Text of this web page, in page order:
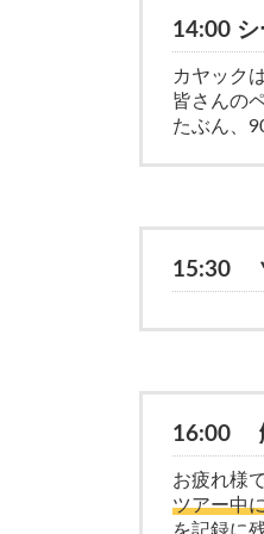
14:00 シ
カヤック
皆さんの
たぶん、
15:30
16:00
お疲れ様
ツアー中